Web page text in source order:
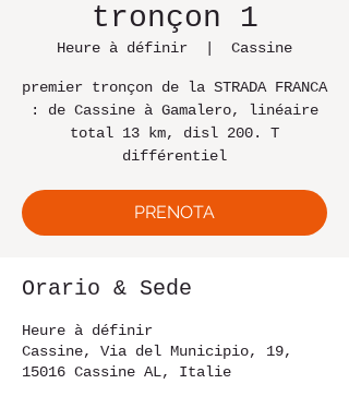
tronçon 1
Heure à définir Cassine
premier tronçon de la STRADA FRANCA
: de Cassine à Gamalero, linéaire
total 13 km, disl 200. T
différentiel
PRENOTA
Orario & Sede
Heure à définir
Cassine, Via del Municipio, 19,
15016 Cassine AL, Italie